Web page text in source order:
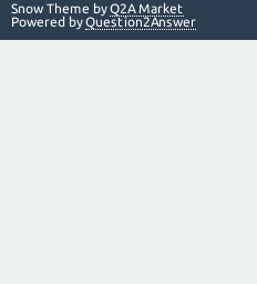
Snow Theme byQ2A Market
Powered byQuestion2Answer